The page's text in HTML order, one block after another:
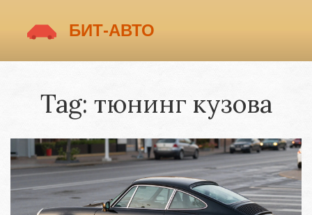
Tag: тюнинг кузова